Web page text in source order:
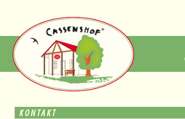
KONTAKT